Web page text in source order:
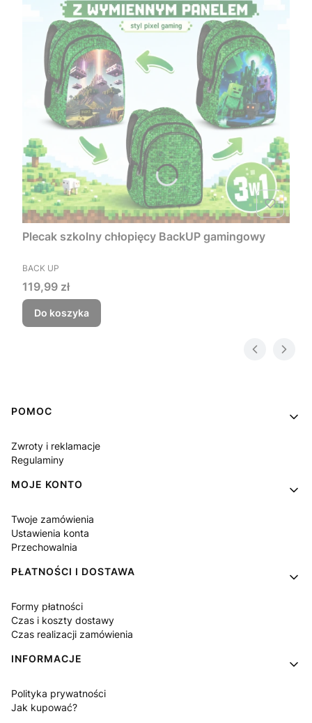
Plecak szkolny chłopięcy BackUP gamingowy
PRODUCENT
BACK UP
Cena
119,99 zł
Do koszyka
Linki w stopce
POMOC
Zwroty i reklamacje
Regulaminy
MOJE KONTO
Twoje zamówienia
Ustawienia konta
Przechowalnia
PŁATNOŚCI I DOSTAWA
Formy płatności
Czas i koszty dostawy
Czas realizacji zamówienia
INFORMACJE
Polityka prywatności
Jak kupować?